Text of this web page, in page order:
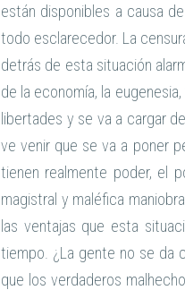
están disponibles a causa
todo esclarecedor. La
detrás de esta situación
de la economía, la
libertades y se va a cargar
ve venir que se va a poner
tienen realmente poder, el
magistral y maléfica
las ventajas que esta
tiempo. ¿La gente no se da
que los verdaderos